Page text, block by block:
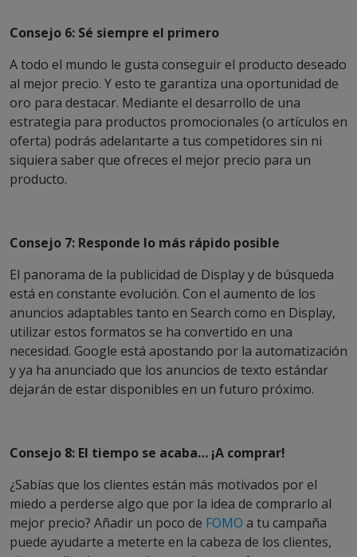
Consejo 6: Sé siempre el primero
A todo el mundo le gusta conseguir el producto deseado
al mejor precio. Y esto te garantiza una oportunidad de
oro para destacar. Mediante el desarrollo de una
estrategia para productos promocionales (o artículos en
oferta) podrás adelantarte a tus competidores sin ni
siquiera saber que ofreces el mejor precio para un
producto.
Consejo 7: Responde lo más rápido posible
El panorama de la publicidad de Display y de búsqueda
está en constante evolución. Con el aumento de los
anuncios adaptables tanto en Search como en Display,
utilizar estos formatos se ha convertido en una
necesidad. Google está apostando por la automatización
y ya ha anunciado que los anuncios de texto estándar
dejarán de estar disponibles en un futuro próximo.
Consejo 8: El tiempo se acaba… ¡A comprar!
¿Sabías que los clientes están más motivados por el
miedo a perderse algo que por la idea de comprarlo al
mejor precio? Añadir un poco de FOMO a tu campaña
puede ayudarte a meterte en la cabeza de los clientes,